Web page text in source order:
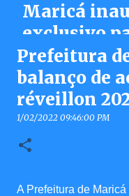
Maricá
exclusivo
pessoas
Vacinação
8/07/2026 08:37:00 PM
0
Prefeitura
balanço de
réveillon
1/02/2022 09:46:00 PM
A Prefeitura de